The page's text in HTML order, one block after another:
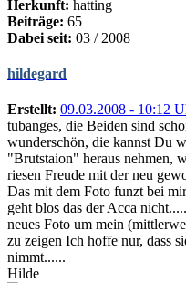
Herkunft: hatting
Beiträge: 65
Dabei seit: 03 / 2008
hildegard
Erstellt: 09.03.2008 - 10:12
tubanges, die Beiden sind
wunderschön, die kannst Du
"Brutstaion" heraus nehmen,
riesen Freude mit der neu
Das mit dem Foto funzt bei
geht blos das der Acca
neues Foto um mein
zu zeigen Ich hoffe nur, dass
nimmt......
Hilde